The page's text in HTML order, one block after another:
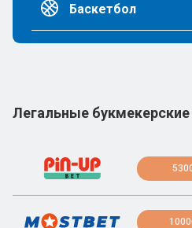
Баскетбол
Легальные